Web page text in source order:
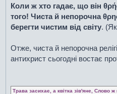
Коли ж хто гадає, що він
того! Чиста й непорочна
берегти чистим від світу.
Отже, чиста й непорочна
антихрист сьогодні востає
Трава засихає, а квітка зів'яне, Слово